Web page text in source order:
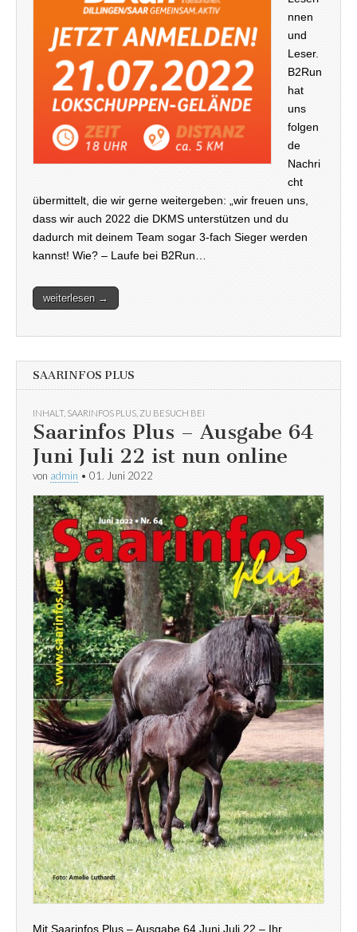
nnen
und
Leser.
B2Run
hat
uns
folgen
de
Nachri
cht
übermittelt, die wir gerne weitergeben: „wir freuen uns,
dass wir auch 2022 die DKMS unterstützen und du
dadurch mit deinem Team sogar 3-fach Sieger werden
kannst! Wie? – Laufe bei B2Run…
weiterlesen →
SAARINFOS PLUS
INHALT, SAARINFOS PLUS ZU BESUCH BEI
Saarinfos Plus – Ausgabe 64
Juni Juli 22 ist nun online
von admin • 01. Juni 2022
Mit Saarinfos Plus – Ausgabe 64 Juni Juli 22 – Ihr